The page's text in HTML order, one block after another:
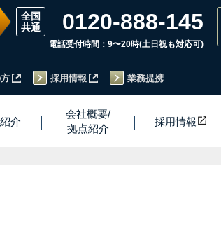
0120-888-145
電話受付時間：9〜20時(土日祝も対応可)
採用情報 業務提携
紹介
会社概要/
拠点紹介
採用情報